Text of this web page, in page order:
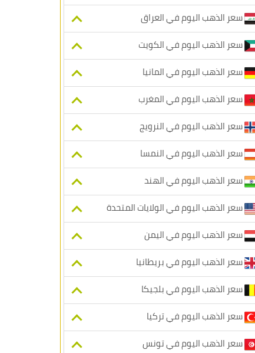
سعر الذهب اليوم في العراق
سعر الذهب اليوم في الكويت
سعر الذهب اليوم في المانيا
سعر الذهب اليوم في المغرب
سعر الذهب اليوم في النرويج
سعر الذهب اليوم في النمسا
سعر الذهب اليوم في الهند
سعر الذهب اليوم في الولايات المتحدة
سعر الذهب اليوم في اليمن
سعر الذهب اليوم في بريطانيا
سعر الذهب اليوم في بلجيكا
سعر الذهب اليوم في تركيا
سعر الذهب اليوم في تونس